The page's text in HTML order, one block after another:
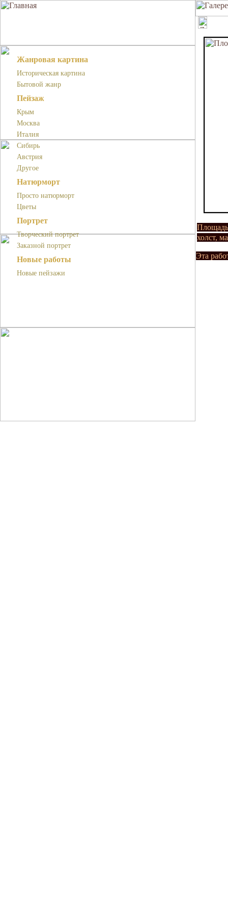
Жанровая картина
Историческая картина
Бытовой жанр
Пейзаж
Крым
Москва
Италия
Сибирь
Австрия
Другое
Натюрморт
Просто натюрморт
Цветы
Портрет
Творческий портрет
Заказной портрет
Новые работы
Новые пейзажи
холст,
Эта